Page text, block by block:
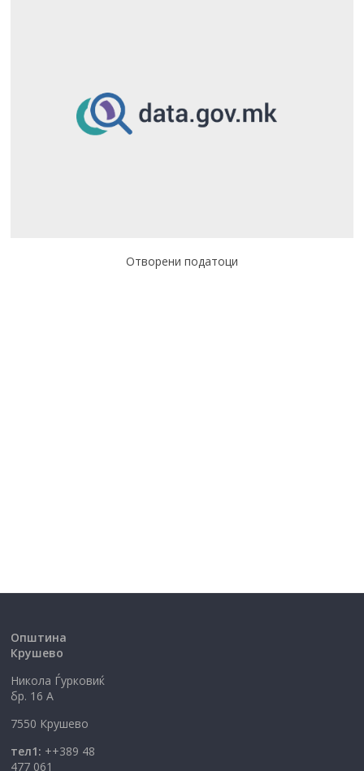
Отворени податоци
Општина
Крушево
Никола Ѓурковиќ
бр. 16 А
7550 Крушево
тел1: ++389 48
477 061